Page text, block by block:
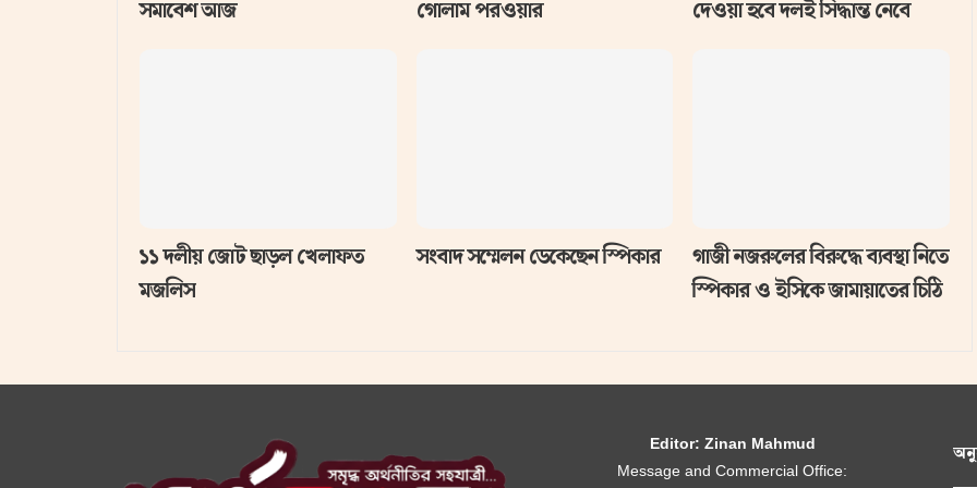
সমাবেশ আজ
গোলাম পরওয়ার
দেওয়া হবে দলই সিদ্ধান্ত নেবে
১১ দলীয় জোট ছাড়ল খেলাফত
মজলিস
সংবাদ সম্মেলন ডেকেছেন স্পিকার
গাজী নজরুলের বিরুদ্ধে ব্যবস্থা নিতে
স্পিকার ও ইসিকে জামায়াতের চিঠি
Editor: Zinan Mahmud
Message and Commercial Office: